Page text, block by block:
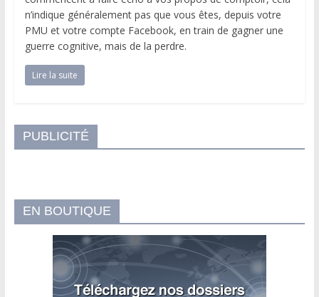
n’indique généralement pas que vous êtes, depuis votre
PMU et votre compte Facebook, en train de gagner une
guerre cognitive, mais de la perdre.
Lire la suite
PUBLICITÉ
EN BOUTIQUE